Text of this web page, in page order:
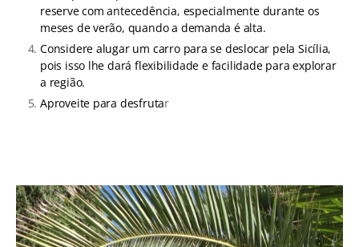
reserve com antecedência, especialmente durante os
meses de verão, quando a demanda é alta.
Considere alugar um carro para se deslocar pela Sicília,
pois isso lhe dará flexibilidade e facilidade para explorar
a região.
Aproveite para desfrutar